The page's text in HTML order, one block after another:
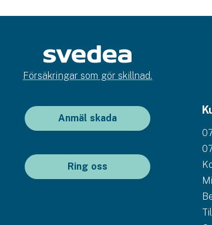
Försäkringar som gör skillnad.
Anmäl skada
Ring oss